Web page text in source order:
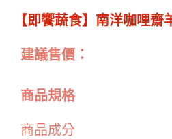
【即饗蔬食】南洋咖哩齋
建議售價：
商品規格
商品成分